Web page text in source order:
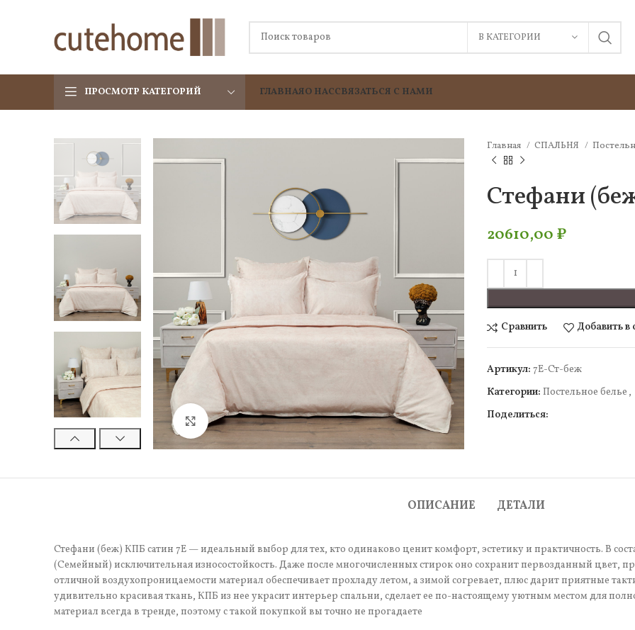
В КАТЕГОРИИ
ПРОСМОТР КАТЕГОРИЙ ГЛАВНАЯО НАССВЯЗАТЬСЯ С НАМИ
Нажмите, чтобы увеличить
Главная СПАЛЬНЯ
Стефани
20610,00₽
Сравнить Добавить в
Артикул: 7Е-Ст-беж
Категории: Постельное белье ,
Поделиться:
ОПИСАНИЕ ДЕТАЛИ
Стефани (беж) КПБ сатин 7Е — идеальный выбор для тех, кто одинаково ценит комфорт, эстетику и практичность. В
(Семейный) исключительная износостойкость. Даже после многочисленных стирок оно сохранит первозданный цвет,
отличной воздухопроницаемости материал обеспечивает прохладу летом, а зимой согревает, плюс дарит приятные
удивительно красивая ткань, КПБ из нее украсит интерьер спальни, сделает ее по-настоящему уютным местом для
материал всегда в тренде, поэтому с такой покупкой вы точно не прогадаете